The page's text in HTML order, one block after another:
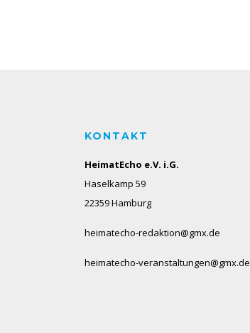
KONTAKT
HeimatEcho e.V. i.G.
Haselkamp 59
22359 Hamburg
heimatecho-redaktion@gmx.de
heimatecho-veranstaltungen@gmx.de